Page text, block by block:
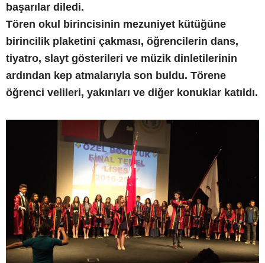
başarılar diledi.
Tören okul birincisinin mezuniyet kütüğüne
birincilik plaketini çakması, öğrencilerin dans,
tiyatro, slayt gösterileri ve müzik dinletilerinin
ardından kep atmalarıyla son buldu. Törene
öğrenci velileri, yakınları ve diğer konuklar katıldı.